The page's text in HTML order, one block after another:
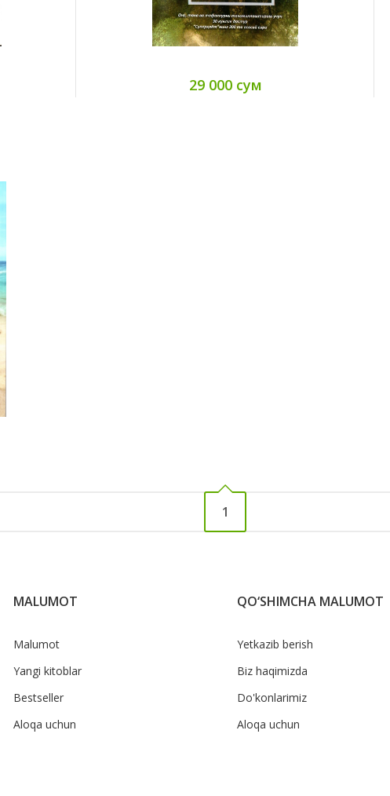
29 000 сум
1
MALUMOT
Malumot
Yangi kitoblar
Bestseller
Aloqa uchun
QO‘SHIMCHA MALUMOT
Yetkazib berish
Biz haqimizda
Do'konlarimiz
Aloqa uchun